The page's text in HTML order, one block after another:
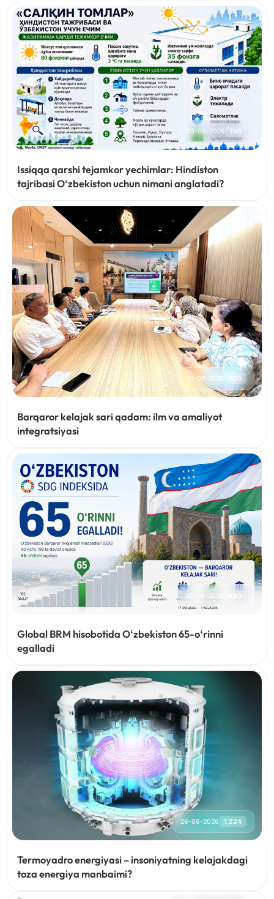
03-08-2026 198
Issiqqa qarshi tejamkor yechimlar: Hindiston
tajribasi Oʻzbekiston uchun nimani anglatadi?
21-07-2026 600
Barqaror kelajak sari qadam: ilm va amaliyot
integratsiyasi
29-06-2026 380
Global BRM hisobotida Oʻzbekiston 65-oʻrinni
egalladi
26-06-2026 1,224
Termoyadro energiyasi – insoniyatning kelajakdagi
toza energiya manbaimi?